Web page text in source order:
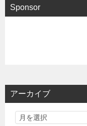
Sponsor
アーカイブ